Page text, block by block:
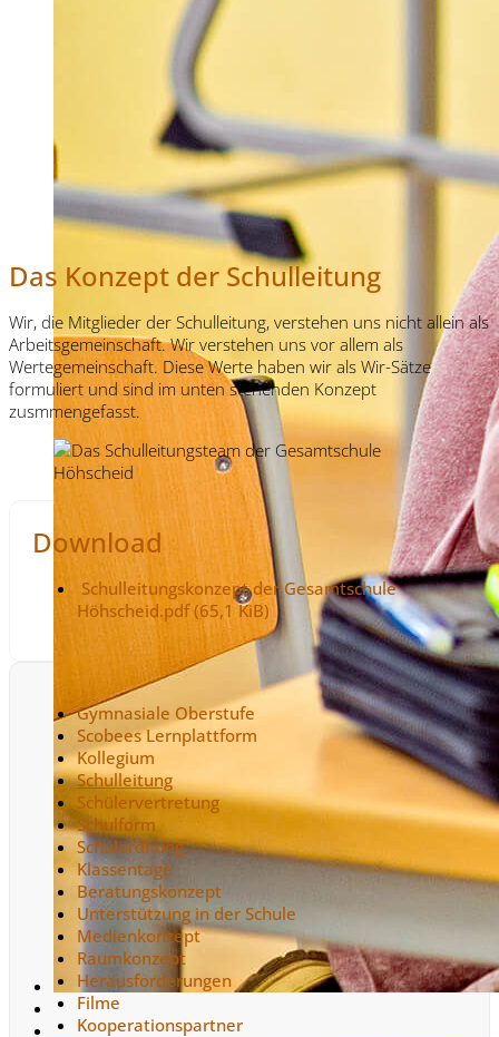
Das Konzept der Schulleitung
Wir, die Mitglieder der Schulleitung, verstehen uns nicht allein als
Arbeitsgemeinschaft. Wir verstehen uns vor allem als
Wertegemeinschaft. Diese Werte haben wir als Wir-Sätze
formuliert und sind im unten stehenden Konzept
zusmmengefasst.
Download
Schulleitungskonzept der Gesamtschule
Höhscheid.pdf(65,1 KiB)
Gymnasiale Oberstufe
Scobees Lernplattform
Kollegium
Schulleitung
Schülervertretung
Schulform
Schulordnung
Klassentage
Beratungskonzept
Unterstützung in der Schule
Medienkonzept
Raumkonzept
Herausforderungen
Filme
Kooperationspartner